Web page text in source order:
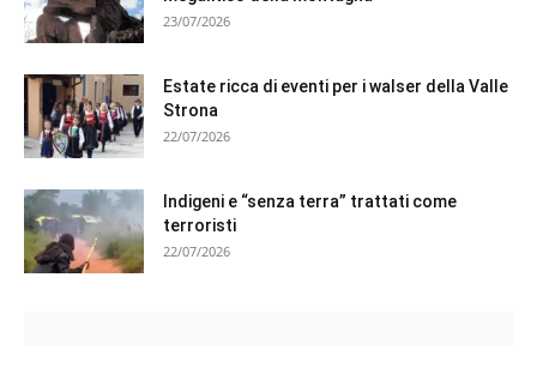
23/07/2026
Estate ricca di eventi per i walser della Valle
Strona
22/07/2026
Indigeni e “senza terra” trattati come
terroristi
22/07/2026